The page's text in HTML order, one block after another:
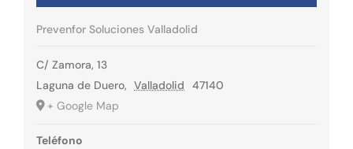
Prevenfor Soluciones Valladolid
C/ Zamora, 13
Laguna de Duero, Valladolid
47140
+ Google Map
Teléfono